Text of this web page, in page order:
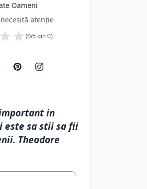
Oameni
atenție
★
★ (0/5 din 0)
in
este sa stii sa fii
Theodore